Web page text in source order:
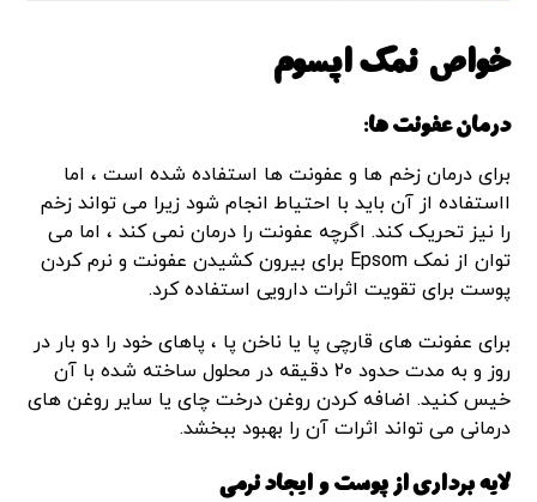
خواص نمک اپسوم
درمان عفونت ها:
برای درمان زخم ها و عفونت ها استفاده شده است ، اما
ااستفاده از آن باید با احتیاط انجام شود زیرا می تواند زخم
را نیز تحریک کند. اگرچه عفونت را درمان نمی کند ، اما می
توان از نمک Epsom برای بیرون کشیدن عفونت و نرم کردن
پوست برای تقویت اثرات دارویی استفاده کرد.
برای عفونت های قارچی پا یا ناخن پا ، پاهای خود را دو بار در
روز و به مدت حدود ۲۰ دقیقه در محلول ساخته شده با آن
خیس کنید. اضافه کردن روغن درخت چای یا سایر روغن های
درمانی می تواند اثرات آن را بهبود ببخشد.
لایه برداری از پوست و ایجاد نرمی